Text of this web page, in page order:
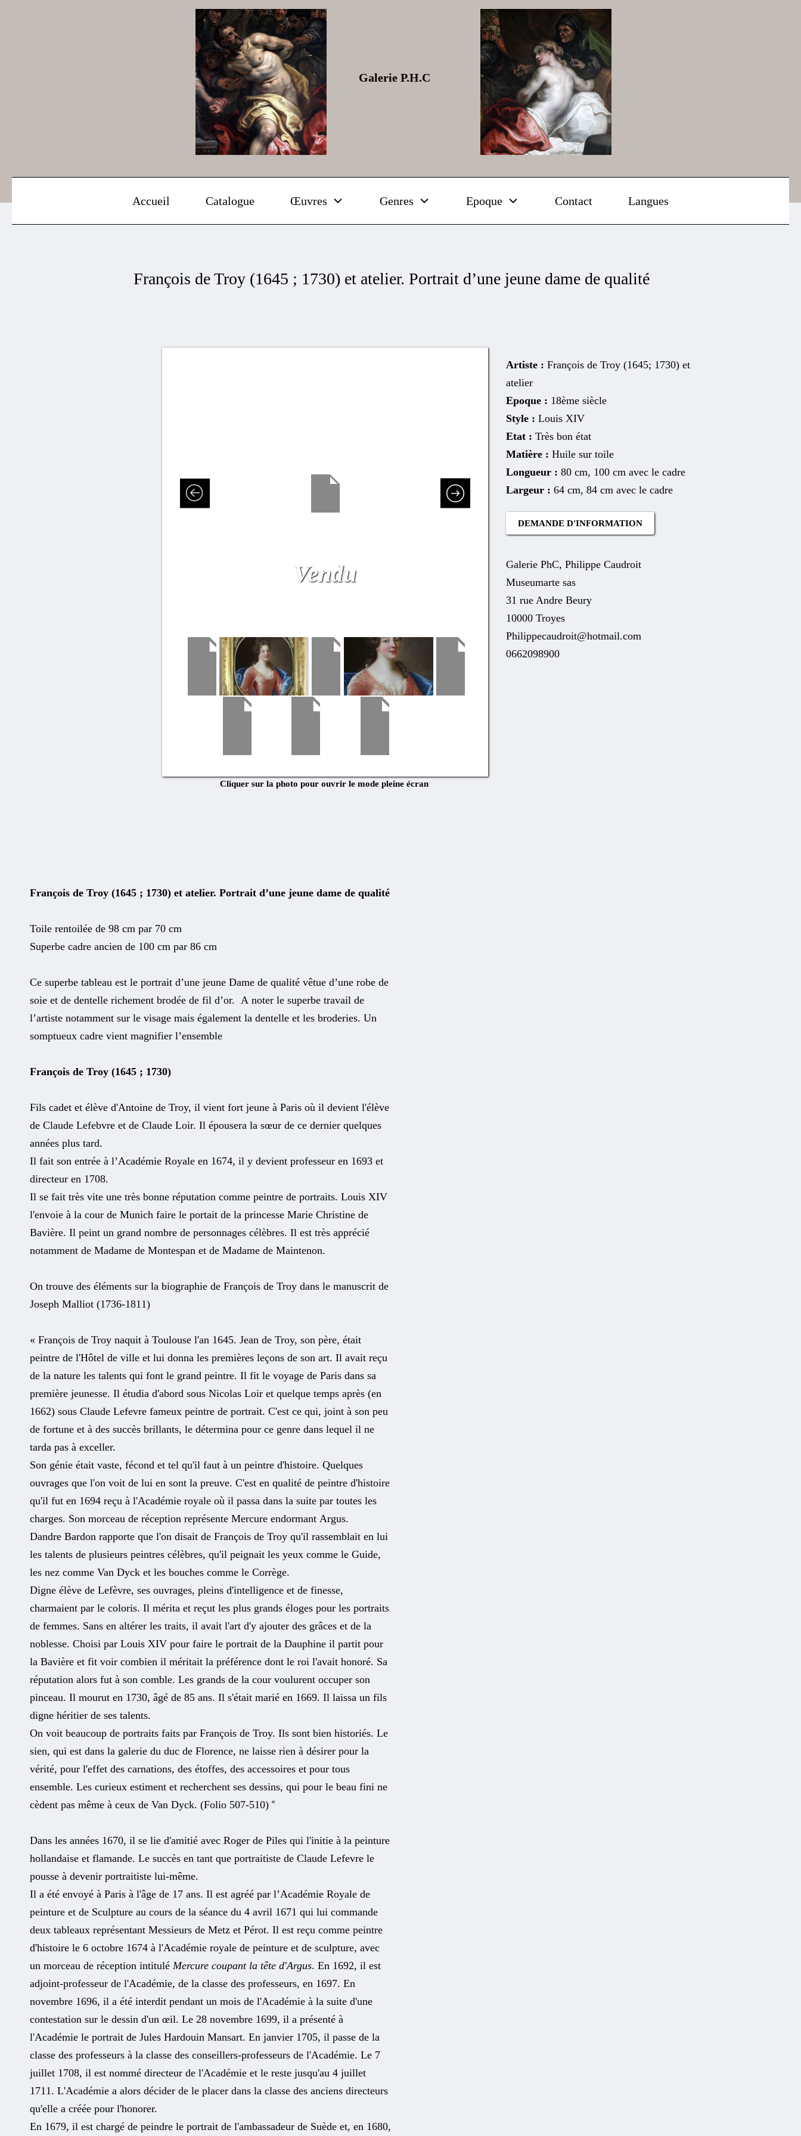
Galerie P.H.C
Accueil Catalogue Œuvres Genres Epoque Contact Langues
François de Troy (1645 ; 1730) et atelier. Portrait d’une jeune dame de qualité
Vendu
Cliquer sur la photo pour ouvrir le mode pleine écran
Artiste :François de Troy (1645; 1730) et
atelier
Epoque : 18ème siècle
Style :Louis XIV
Etat :Très bon état
Matière :Huile sur toile
Longueur :80 cm, 100 cm avec le cadre
Largeur :64 cm, 84 cm avec le cadre
DEMANDE D'INFORMATION
Galerie PhC, Philippe Caudroit
Museumarte sas
31 rue Andre Beury
10000 Troyes
Philippecaudroit@hotmail.com
0662098900
François de Troy (1645 ; 1730) et atelier. Portrait d’une jeune dame de qualité
Toile rentoilée de 98 cm par 70 cm
Superbe cadre ancien de 100 cm par 86 cm
Ce superbe tableau est le portrait d’une jeune Dame de qualité vêtue d’une robe de
soie et de dentelle richement brodée de fil d’or. A noter le superbe travail de
l’artiste notamment sur le visage mais également la dentelle et les broderies. Un
somptueux cadre vient magnifier l’ensemble
François de Troy (1645 ; 1730)
Fils cadet et élève d'Antoine de Troy, il vient fort jeune à Paris où il devient l'élève
de Claude Lefebvre et de Claude Loir. Il épousera la sœur de ce dernier quelques
années plus tard.
Il fait son entrée à l’Académie Royale en 1674, il y devient professeur en 1693 et
directeur en 1708.
Il se fait très vite une très bonne réputation comme peintre de portraits. Louis XIV
l'envoie à la cour de Munich faire le portait de la princesse Marie Christine de
Bavière. Il peint un grand nombre de personnages célèbres. Il est très apprécié
notamment de Madame de Montespan et de Madame de Maintenon.
On trouve des éléments sur la biographie de François de Troy dans le manuscrit de
Joseph Malliot (1736-1811)
« François de Troy naquit à Toulouse l'an 1645. Jean de Troy, son père, était
peintre de l'Hôtel de ville et lui donna les premières leçons de son art. Il avait reçu
de la nature les talents qui font le grand peintre. Il fit le voyage de Paris dans sa
première jeunesse. Il étudia d'abord sous Nicolas Loir et quelque temps après (en
1662) sous Claude Lefevre fameux peintre de portrait. C'est ce qui, joint à son peu
de fortune et à des succès brillants, le détermina pour ce genre dans lequel il ne
tarda pas à exceller.
Son génie était vaste, fécond et tel qu'il faut à un peintre d'histoire. Quelques
ouvrages que l'on voit de lui en sont la preuve. C'est en qualité de peintre d'histoire
qu'il fut en 1694 reçu à l'Académie royale où il passa dans la suite par toutes les
charges. Son morceau de réception représente Mercure endormant Argus.
Dandre Bardon rapporte que l'on disait de François de Troy qu'il rassemblait en lui
les talents de plusieurs peintres célèbres, qu'il peignait les yeux comme le Guide,
les nez comme Van Dyck et les bouches comme le Corrège.
Digne élève de Lefèvre, ses ouvrages, pleins d'intelligence et de finesse,
charmaient par le coloris. Il mérita et reçut les plus grands éloges pour les portraits
de femmes. Sans en altérer les traits, il avait l'art d'y ajouter des grâces et de la
noblesse. Choisi par Louis XIV pour faire le portrait de la Dauphine il partit pour
la Bavière et fit voir combien il méritait la préférence dont le roi l'avait honoré. Sa
réputation alors fut à son comble. Les grands de la cour voulurent occuper son
pinceau. Il mourut en 1730, âgé de 85 ans. Il s'était marié en 1669. Il laissa un fils
digne héritier de ses talents.
On voit beaucoup de portraits faits par François de Troy. Ils sont bien historiés. Le
sien, qui est dans la galerie du duc de Florence, ne laisse rien à désirer pour la
vérité, pour l'effet des carnations, des étoffes, des accessoires et pour tous
ensemble. Les curieux estiment et recherchent ses dessins, qui pour le beau fini ne
cèdent pas même à ceux de Van Dyck. (Folio 507-510) «
Dans les années 1670, il se lie d'amitié avec Roger de Piles qui l'initie à la peinture
hollandaise et flamande. Le succès en tant que portraitiste de Claude Lefevre le
pousse à devenir portraitiste lui-même.
Il a été envoyé à Paris à l'âge de 17 ans. Il est agréé par l’Académie Royale de
peinture et de Sculpture au cours de la séance du 4 avril 1671 qui lui commande
deux tableaux représentant Messieurs de Metz et Pérot. Il est reçu comme peintre
d'histoire le 6 octobre 1674 à l'Académie royale de peinture et de sculpture, avec
un morceau de réception intitulé Mercure coupant la tête d'Argus. En 1692, il est
adjoint-professeur de l'Académie, de la classe des professeurs, en 1697. En
novembre 1696, il a été interdit pendant un mois de l'Académie à la suite d'une
contestation sur le dessin d'un œil. Le 28 novembre 1699, il a présenté à
l'Académie le portrait de Jules Hardouin Mansart. En janvier 1705, il passe de la
classe des professeurs à la classe des conseillers-professeurs de l'Académie. Le 7
juillet 1708, il est nommé directeur de l'Académie et le reste jusqu'au 4 juillet
1711. L'Académie a alors décider de le placer dans la classe des anciens directeurs
qu'elle a créée pour l'honorer.
En 1679, il est chargé de peindre le portrait de l'ambassadeur de Suède et, en 1680,